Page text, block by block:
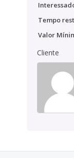
Tempo
Valor
Cliente